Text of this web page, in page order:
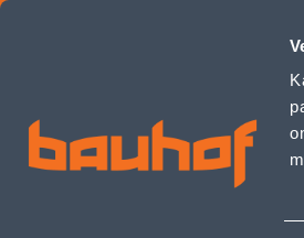
TERMOKAHANEV TORU 19/9,5